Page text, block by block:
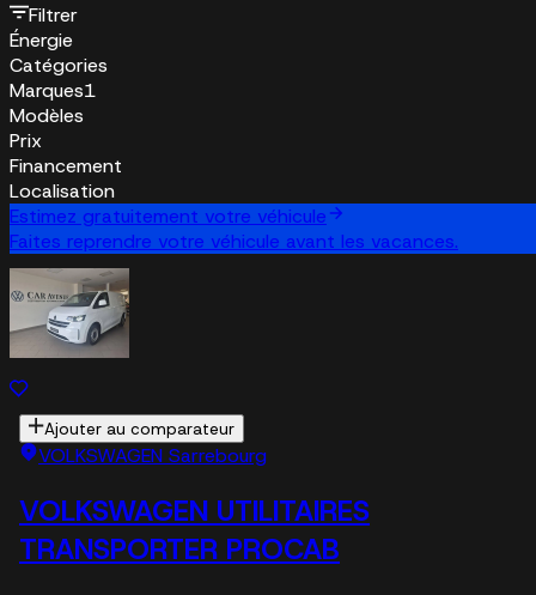
Filtrer
Énergie
Catégories
Marques1
Modèles
Prix
Financement
Localisation
Estimez gratuitement votre véhicule
Faites reprendre votre véhicule avant les vacances.
Ajouter au comparateur
VOLKSWAGEN Sarrebourg
VOLKSWAGEN UTILITAIRES
TRANSPORTER PROCAB